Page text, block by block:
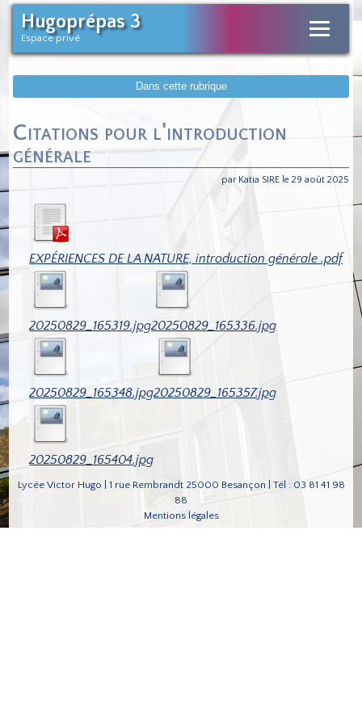
Hugoprépas 3
Espace privé
Dans cette rubrique
Citations pour l'introduction
générale
par Katia SIRE le 29 août 2025
EXPÉRIENCES DE LA NATURE, introduction générale .pdf
20250829_165319.jpg20250829_165336.jpg
20250829_165348.jpg20250829_165357.jpg
20250829_165404.jpg
Lycée Victor Hugo | 1 rue Rembrandt 25000 Besançon | Tél : 03 81 41 98
88
Mentions légales